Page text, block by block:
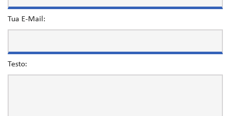
Tua E-Mail:
Testo: